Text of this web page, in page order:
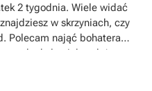
2 tygodnia. Wiele widać
w skrzyniach, czy
Polecam nająć bohatera w
dookoła nich, gdyż
ze złotem. Jeśli chcesz
na to, że uda ci się